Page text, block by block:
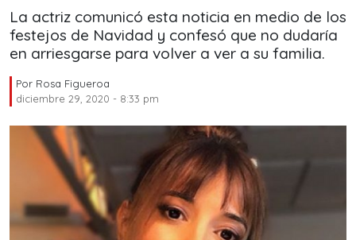
La actriz comunicó esta noticia en medio de los
festejos de Navidad y confesó que no dudaría
en arriesgarse para volver a ver a su familia.
Por Rosa Figueroa
diciembre 29, 2020 - 8:33 pm